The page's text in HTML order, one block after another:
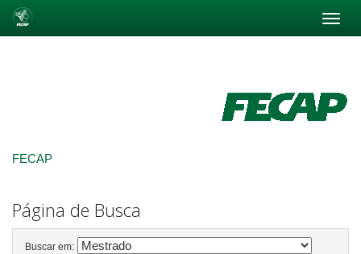
FECAP
Página de Busca
Buscar em: